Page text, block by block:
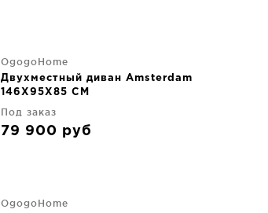
OgogoHome
Двухместный диван Amsterdam
146X95X85 CM
Под заказ
79 900 руб
OgogoHome